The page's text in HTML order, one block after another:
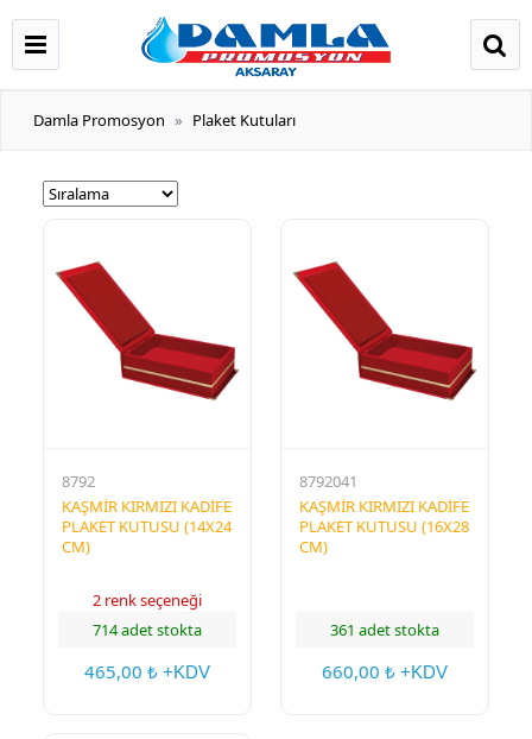
Damla Promosyon Plaket Kutuları
8792
KAŞMİR KIRMIZI KADİFE
PLAKET KUTUSU (14X24
CM)
2 renk seçeneği
714 adet stokta
465,00 ₺ +KDV
8792041
KAŞMİR KIRMIZI KADİFE
PLAKET KUTUSU (16X28
CM)
361 adet stokta
660,00 ₺ +KDV